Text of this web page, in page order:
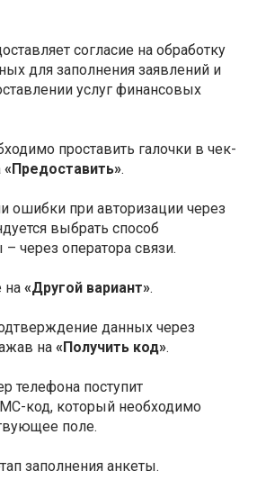
согласие на обработку
для заполнения заявлений и
услуг финансовых
проставить галочки в чек-
«Предоставить».
ошибки при авторизации через
выбрать способ
через оператора связи.
на «Другой вариант».
данных через
на «Получить код».
телефона поступит
код, который необходимо
поле.
заполнения анкеты.